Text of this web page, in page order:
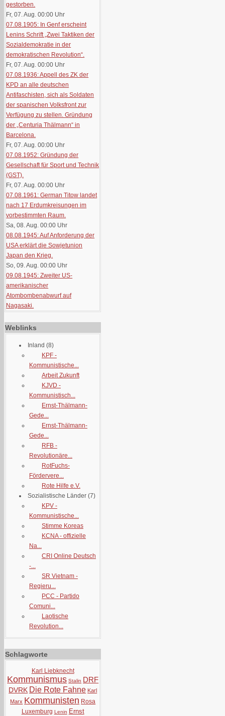
gestorben.
Fr, 07. Aug. 00:00 Uhr
07.08.1905: In Genf erscheint
Lenins Schrift „Zwei Taktiken der
Sozialdemokratie in der
demokratischen Revolution“.
Fr, 07. Aug. 00:00 Uhr
07.08.1936: Appell des ZK der
KPD an alle deutschen
Antifaschisten, sich als Soldaten
der spanischen Volksfront zur
Verfügung zu stellen. Gründung
der „Centuria Thälmann“ in
Barcelona.
Fr, 07. Aug. 00:00 Uhr
07.08.1952: Gründung der
Gesellschaft für Sport und Technik
(GST).
Fr, 07. Aug. 00:00 Uhr
07.08.1961: German Titow landet
nach 17 Erdumkreisungen im
vorbestimmten Raum.
Sa, 08. Aug. 00:00 Uhr
08.08.1945: Auf Anforderung der
USA erklärt die Sowjetunion
Japan den Krieg.
So, 09. Aug. 00:00 Uhr
09.08.1945: Zweiter US-
amerikanischer
Atombombenabwurf auf
Nagasaki.
Weblinks
Inland (8)
KPF -
Kommunistische...
Arbeit Zukunft
KJVD -
Kommunistisch...
Ernst-Thälmann-
Gede...
Ernst-Thälmann-
Gede...
RFB -
Revolutionäre...
RotFuchs-
Fördervere...
Rote Hilfe e.V.
Sozialistische Länder (7)
KPV -
Kommunistische...
Stimme Koreas
KCNA - offizielle
Na...
CRI Online Deutsch
-...
SR Vietnam -
Regieru...
PCC - Partido
Comuni...
Laotische
Revolution...
Schlagworte
Karl Liebknecht
Kommunismus Stalin DRF
DVRK Die Rote Fahne Karl
Marx Kommunisten Rosa
Luxemburg Lenin Ernst